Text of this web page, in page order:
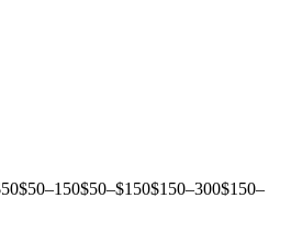
$50–150$50–$150$150–300$150–